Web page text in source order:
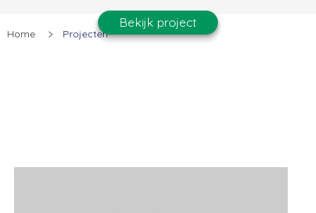
Home Projecten
Bekijk project